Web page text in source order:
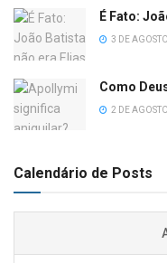
É Fato:
3 DE
Como
2 DE
Calendário de Posts